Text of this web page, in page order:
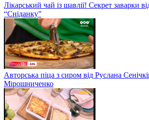
Лікарський чай із шавлії! Секрет заварки
“Сніданку”
Авторська піца з сиром від Руслана
Мірошниченко